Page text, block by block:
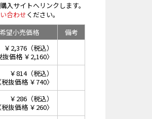
入サイトへリンクします。
合わせください。
希望小売価格 備考
￥2,376（税込）
抜価格 ￥2,160〉
￥814（税込）
税抜価格 ￥740〉
￥286（税込）
税抜価格 ￥260〉